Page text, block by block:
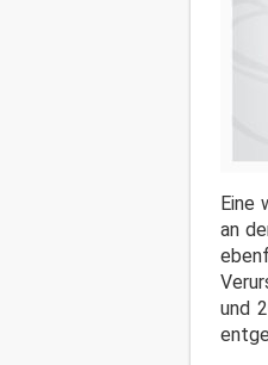
Eine
an
und